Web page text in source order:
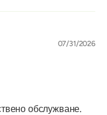
07/31/2026
обслужване.